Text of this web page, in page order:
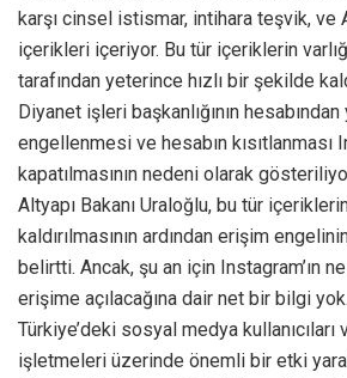
karşı cinsel istismar, intihara teşvik, ve
içerikleri içeriyor. Bu tür içeriklerin
tarafından yeterince hızlı bir şekilde
Diyanet işleri başkanlığının
engellenmesi ve hesabın kısıtlanması
kapatılmasının nedeni olarak
Altyapı Bakanı Uraloğlu, bu tür
kaldırılmasının ardından erişim
belirtti. Ancak, şu an için Instagram’ın
erişime açılacağına dair net bir bilgi
Türkiye’deki sosyal medya
işletmeleri üzerinde önemli bir etki